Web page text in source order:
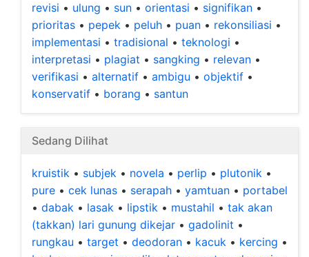
revisi • ulung • sun • orientasi • signifikan •
prioritas • pepek • peluh • puan • rekonsiliasi •
implementasi • tradisional • teknologi •
interpretasi • plagiat • sangking • relevan •
verifikasi • alternatif • ambigu • objektif •
konservatif • borang • santun
Sedang Dilihat
kruistik • subjek • novela • perlip • plutonik •
pure • cek lunas • serapah • yamtuan • portabel
• dabak • lasak • lipstik • mustahil • tak akan
(takkan) lari gunung dikejar • gadolinit •
rungkau • target • deodoran • kacuk • kercing •